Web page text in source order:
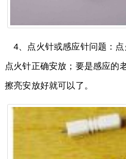
4、点火针或感应针问题：
点火针正确安放；要是感应的
擦亮安放好就可以了。